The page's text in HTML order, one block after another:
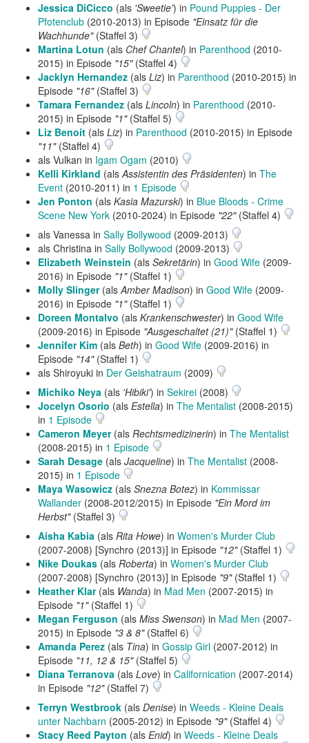
Jessica DiCicco (als 'Sweetie') in Pound Puppies - Der
Pfotenclub (2010-2013) in Episode "Einsatz für die
Wachhunde"(Staffel 3)
Martina Lotun (als Chef Chantel) in Parenthood (2010-
2015) in Episode "15"(Staffel 4)
Jacklyn Hernandez (als Liz) in Parenthood (2010-2015) in
Episode "16"(Staffel 3)
Tamara Fernandez (als Lincoln) in Parenthood (2010-
2015) in Episode "1"(Staffel 5)
Liz Benoit (als Liz) in Parenthood (2010-2015) in Episode
"11"(Staffel 4)
als Vulkan in Igam Ogam (2010)
Kelli Kirkland (alsAssistentin des Präsidenten) in The
Event (2010-2011) in 1 Episode
Jen Ponton (als Kasia Mazurski) in Blue Bloods - Crime
Scene New York (2010-2024) in Episode "22"(Staffel 4)
als Vanessa in Sally Bollywood (2009-2013)
als Christina in Sally Bollywood (2009-2013)
Elizabeth Weinstein (als Sekretärin) in Good Wife (2009-
2016) in Episode "1"(Staffel 1)
Molly Slinger(alsAmber Madison) in Good Wife (2009-
2016) in Episode "1"(Staffel 1)
Doreen Montalvo (als Krankenschwester) in Good Wife
(2009-2016) in Episode "Ausgeschaltet (21)"(Staffel 1)
Jennifer Kim (als Beth) in Good Wife (2009-2016) in
Episode "14"(Staffel 1)
als Shiroyuki in Der Geishatraum (2009)
Michiko Neya (als 'Hibiki') in Sekirei (2008)
Jocelyn Osorio (als Estella) in The Mentalist (2008-2015)
in 1 Episode
Cameron Meyer(als Rechtsmedizinerin) in The Mentalist
(2008-2015) in 1 Episode
Sarah Desage (als Jacqueline) in The Mentalist (2008-
2015) in 1 Episode
Maya Wasowicz (als Snezna Botez) in Kommissar
Wallander (2008-2012/2015) in Episode "Ein Mord im
Herbst"(Staffel 3)
Aisha Kabia (als Rita Howe) in Women's Murder Club
(2007-2008) [Synchro (2013)] in Episode "12"(Staffel 1)
Nike Doukas (als Roberta) in Women's Murder Club
(2007-2008) [Synchro (2013)] in Episode "9"(Staffel 1)
Heather Klar(als Wanda) in Mad Men (2007-2015) in
Episode "1"(Staffel 1)
Megan Ferguson (als Miss Swenson) in Mad Men (2007-
2015) in Episode "3 & 8"(Staffel 6)
Amanda Perez (als Tina) in Gossip Girl (2007-2012) in
Episode "11, 12 & 15"(Staffel 5)
Diana Terranova (als Love) in Californication (2007-2014)
in Episode "12"(Staffel 7)
Terryn Westbrook (als Denise) in Weeds - Kleine Deals
unter Nachbarn (2005-2012) in Episode "9"(Staffel 4)
Stacy Reed Payton (als Enid) in Weeds - Kleine Deals